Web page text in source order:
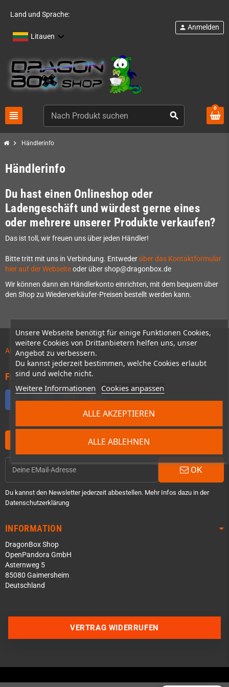
Land und Sprache:
Litauen
view_headline search
person Anmelden
Unsere Webseite benötigt für einige Funktionen Cookies,
weitere Cookies von Drittanbietern helfen uns, unser
Angebot zu verbessern.
Du kannst jederzeit bestimmen, welche Cookies erlaubt
sind und welche nicht.
Weitere Informationen Cookies anpassen
ALLE ABLEHNEN
ALLE AKZEPTIEREN
0
chevron_right Händlerinfo
Händlerinfo
Du hast einen Onlineshop oder
Ladengeschäft und würdest gerne eines
oder mehrere unserer Produkte verkaufen?
Das ist toll, wir freuen uns über jeden Händler!
Bitte tritt mit uns in Verbindung. Entweder über das Kontaktformular
hier auf der Webseiteoder über shop@dragonbox.de
Wir können dann ein Händlerkonto einrichten, mit dem bequem über
den Shop zu Wiederverkäufer-Preisen bestellt werden kann.
Aktuelles zu Vorbestellungen!
FOLGE UNS
FacebookTwitter YouTubeDiscord
Subscribe to our Newsletter
OK
Du kannst den Newsletter jederzeit abbestellen. Mehr Infos dazu in der
Datenschutzerklärung
INFORMATION
DragonBox Shop
OpenPandora GmbH
Asternweg 5
85080 Gaimersheim
Deutschland
VERTRAG WIDERRUFEN